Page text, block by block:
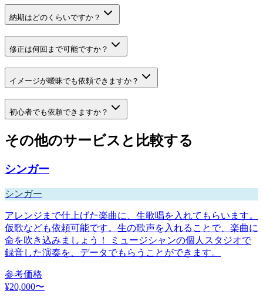
納期はどのくらいですか？
修正は何回まで可能ですか？
イメージが曖昧でも依頼できますか？
初心者でも依頼できますか？
その他のサービスと比較する
シンガー
シンガー
アレンジまで仕上げた楽曲に、生歌唱を入れてもらいます。
仮歌なども依頼可能です。生の歌声を入れることで、楽曲に
命を吹き込みましょう！ ミュージシャンの個人スタジオで
録音した演奏を、データでもらうことができます。
参考価格
¥20,000〜